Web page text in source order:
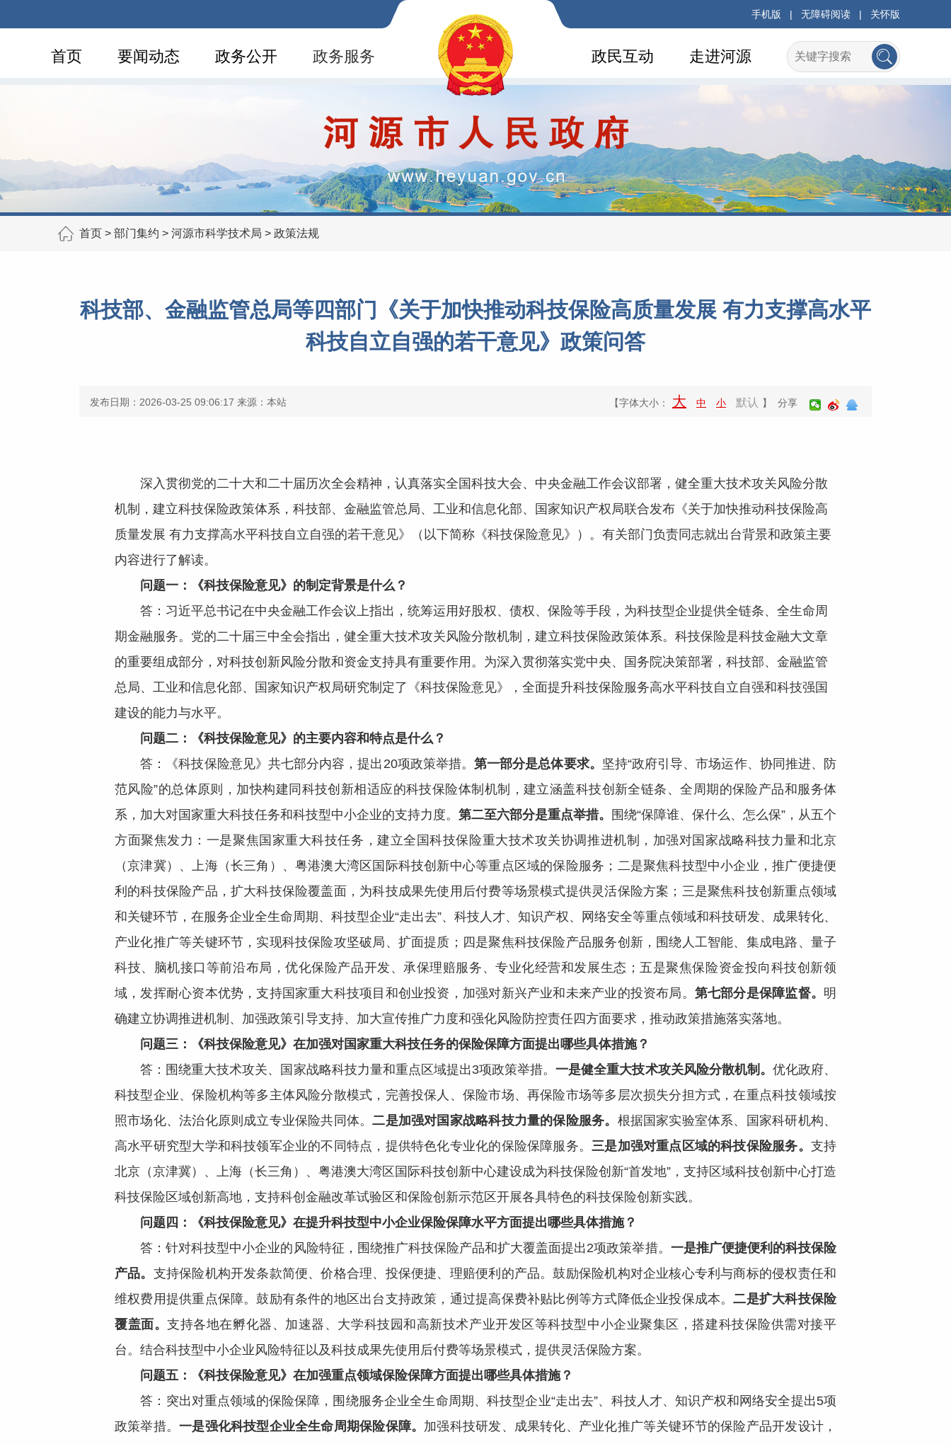
手机版 | 无障碍阅读 | 关怀版
首页 要闻动态 政务公开 政务服务 走进河源
政民互动
首页 > 部门集约 > 河源市科学技术局 > 政策法规
科技部、金融监管总局等四部门《关于加快推动科技保险高质量发展 有力支撑高水平
科技自立自强的若干意见》政策问答
发布日期：2026-03-25 09:06:17 来源：本站 【字体大小： 大 中 小 默认 】 分享
深入贯彻党的二十大和二十届历次全会精神，认真落实全国科技大会、中央金融工作会议部署，健全重大技术攻关风险分散
机制，建立科技保险政策体系，科技部、金融监管总局、工业和信息化部、国家知识产权局联合发布《关于加快推动科技保险高
质量发展 有力支撑高水平科技自立自强的若干意见》（以下简称《科技保险意见》）。有关部门负责同志就出台背景和政策主要
内容进行了解读。
问题一：《科技保险意见》的制定背景是什么？
答：习近平总书记在中央金融工作会议上指出，统筹运用好股权、债权、保险等手段，为科技型企业提供全链条、全生命周
期金融服务。党的二十届三中全会指出，健全重大技术攻关风险分散机制，建立科技保险政策体系。科技保险是科技金融大文章
的重要组成部分，对科技创新风险分散和资金支持具有重要作用。为深入贯彻落实党中央、国务院决策部署，科技部、金融监管
总局、工业和信息化部、国家知识产权局研究制定了《科技保险意见》，全面提升科技保险服务高水平科技自立自强和科技强国
建设的能力与水平。
问题二：《科技保险意见》的主要内容和特点是什么？
答：《科技保险意见》共七部分内容，提出20项政策举措。第一部分是总体要求。 坚持“政府引导、市场运作、协同推进、防
范风险”的总体原则，加快构建同科技创新相适应的科技保险体制机制，建立涵盖科技创新全链条、全周期的保险产品和服务体
系，加大对国家重大科技任务和科技型中小企业的支持力度。 第二至六部分是重点举措。
围绕“保障谁、保什么、怎么保”，从五个
方面聚焦发力：一是聚焦国家重大科技任务，建立全国科技保险重大技术攻关协调推进机制，加强对国家战略科技力量和北京
（京津冀）、上海（长三角）、粤港澳大湾区国际科技创新中心等重点区域的保险服务；二是聚焦科技型中小企业，推广便捷便
利的科技保险产品，扩大科技保险覆盖面，为科技成果先使用后付费等场景模式提供灵活保险方案；三是聚焦科技创新重点领域
和关键环节，在服务企业全生命周期、科技型企业“走出去”、科技人才、知识产权、网络安全等重点领域和科技研发、成果转化、
产业化推广等关键环节，实现科技保险攻坚破局、扩面提质；四是聚焦科技保险产品服务创新，围绕人工智能、集成电路、量子
科技、脑机接口等前沿布局，优化保险产品开发、承保理赔服务、专业化经营和发展生态；五是聚焦保险资金投向科技创新领
域，发挥耐心资本优势，支持国家重大科技项目和创业投资，加强对新兴产业和未来产业的投资布局。 第七部分是保障监督。 明
确建立协调推进机制、加强政策引导支持、加大宣传推广力度和强化风险防控责任四方面要求，推动政策措施落实落地。
问题三：《科技保险意见》在加强对国家重大科技任务的保险保障方面提出哪些具体措施？
答：围绕重大技术攻关、国家战略科技力量和重点区域提出3项政策举措。一是健全重大技术攻关风险分散机制。 优化政府、
科技型企业、保险机构等多主体风险分散模式，完善投保人、保险市场、再保险市场等多层次损失分担方式，在重点科技领域按
照市场化、法治化原则成立专业保险共同体。二是加强对国家战略科技力量的保险服务。 根据国家实验室体系、国家科研机构、
高水平研究型大学和科技领军企业的不同特点，提供特色化专业化的保险保障服务。三是加强对重点区域的科技保险服务。 支持
北京（京津冀）、上海（长三角）、粤港澳大湾区国际科技创新中心建设成为科技保险创新“首发地”，支持区域科技创新中心打造
科技保险区域创新高地，支持科创金融改革试验区和保险创新示范区开展各具特色的科技保险创新实践。
问题四：《科技保险意见》在提升科技型中小企业保险保障水平方面提出哪些具体措施？
答：针对科技型中小企业的风险特征，围绕推广科技保险产品和扩大覆盖面提出2项政策举措。 一是推广便捷便利的科技保险
产品。 支持保险机构开发条款简便、价格合理、投保便捷、理赔便利的产品。鼓励保险机构对企业核心专利与商标的侵权责任和
维权费用提供重点保障。鼓励有条件的地区出台支持政策，通过提高保费补贴比例等方式降低企业投保成本。二是扩大科技保险
覆盖面。支持各地在孵化器、加速器、大学科技园和高新技术产业开发区等科技型中小企业聚集区，搭建科技保险供需对接平
台。结合科技型中小企业风险特征以及科技成果先使用后付费等场景模式，提供灵活保险方案。
问题五：《科技保险意见》在加强重点领域保险保障方面提出哪些具体措施？
答：突出对重点领域的保险保障，围绕服务企业全生命周期、科技型企业“走出去”、科技人才、知识产权和网络安全提出5项
政策举措。一是强化科技型企业全生命周期保险保障。 加强科技研发、成果转化、产业化推广等关键环节的保险产品开发设计，